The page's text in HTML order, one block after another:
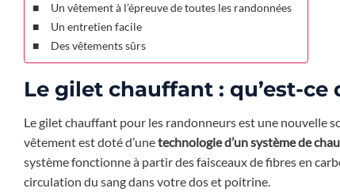
Un vêtement à l’épreuve de toutes les randonnées
Un entretien facile
Des vêtements sûrs
Le gilet chauffant : qu’est-ce
Le gilet chauffant pour les randonneurs est une nouvelle
vêtement est doté d’unetechnologie d’un système de
système fonctionne à partir des faisceaux de fibres en
circulation du sang dans votre dos et poitrine.